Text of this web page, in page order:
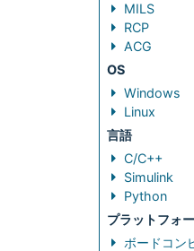
MILS
RCP
ACG
OS
Windows
Linux
言語
C/C++
Simulink
Python
プラットフォ
ボードコン